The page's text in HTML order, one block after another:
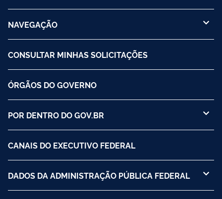
NAVEGAÇÃO
CONSULTAR MINHAS SOLICITAÇÕES
ÓRGÃOS DO GOVERNO
POR DENTRO DO GOV.BR
CANAIS DO EXECUTIVO FEDERAL
DADOS DA ADMINISTRAÇÃO PÚBLICA FEDERAL